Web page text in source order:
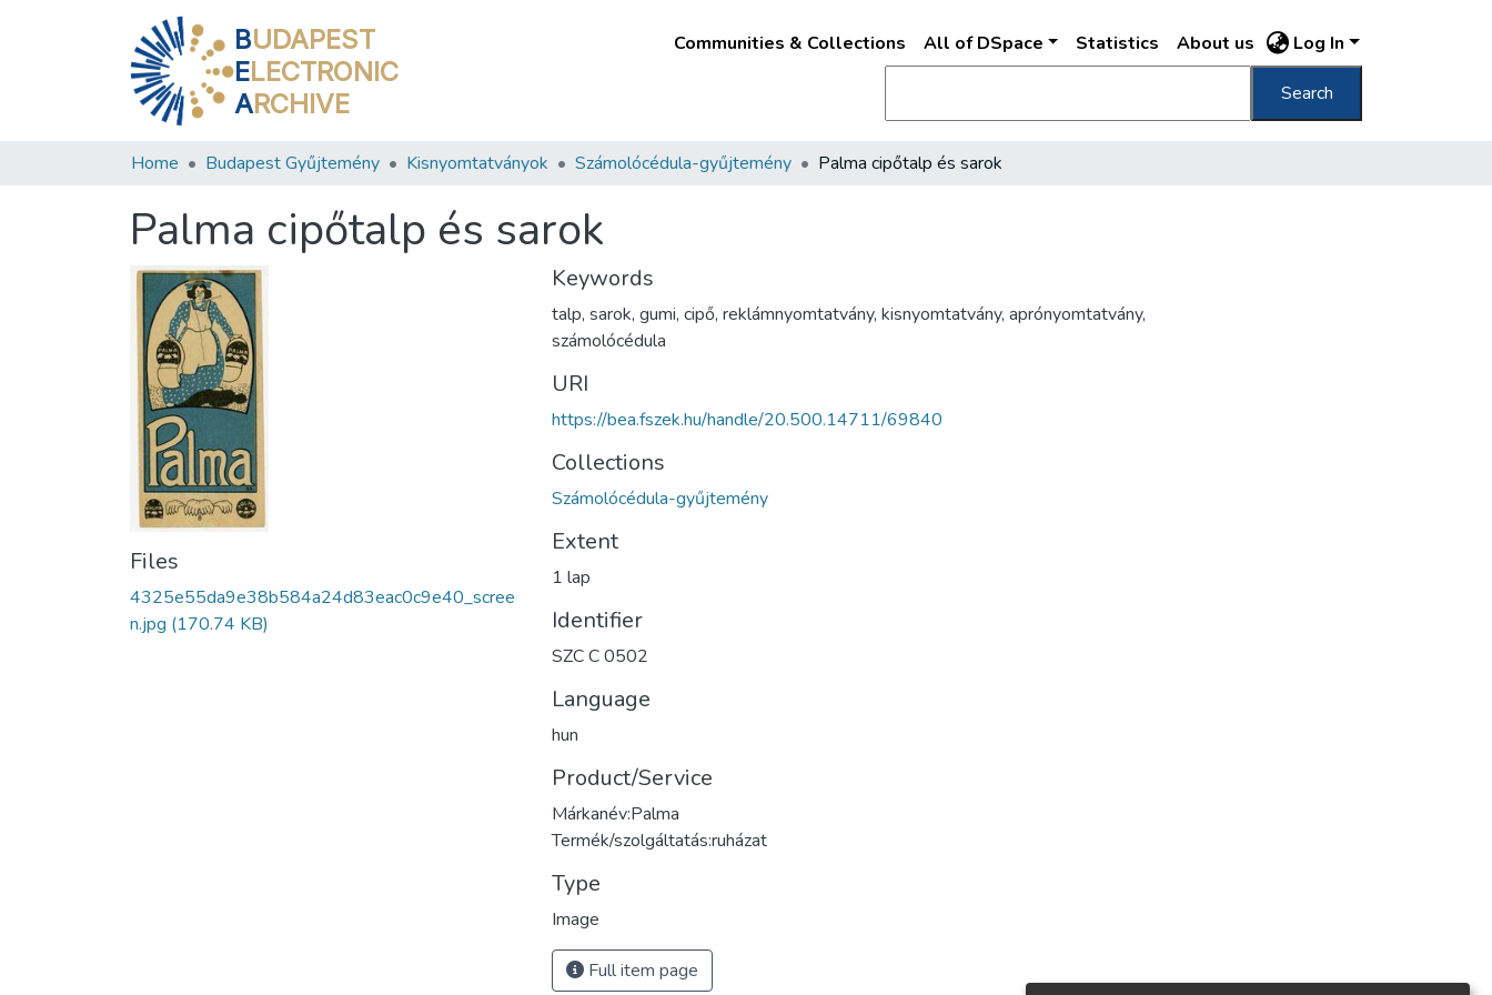
BUDAPEST
ELECTRONIC
ARCHIVE
Communities & Collections All of DSpace Statistics About us Log In
Search
Home Budapest Gyűjtemény Kisnyomtatványok Számolócédula-gyűjtemény Palma cipőtalp és sarok
Palma cipőtalp és sarok
Files
4325e55da9e38b584a24d83eac0c9e40_scree
n.jpg (170.74 KB)
Keywords
talp, sarok, gumi, cipő, reklámnyomtatvány, kisnyomtatvány, aprónyomtatvány,
számolócédula
URI
https://bea.fszek.hu/handle/20.500.14711/69840
Collections
Számolócédula-gyűjtemény
Extent
1 lap
Identifier
SZC C 0502
Language
hun
Product/Service
Márkanév:Palma
Termék/szolgáltatás:ruházat
Type
Image
Full item page